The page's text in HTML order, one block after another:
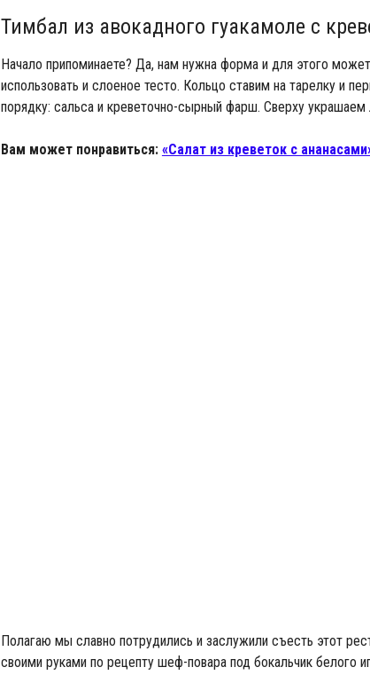
Тимбал из авокадного гуакамоле с
Начало припоминаете? Да, нам нужна форма и для этого
использовать и слоеное тесто. Кольцо ставим на тарелку и
порядку: сальса и креветочно-сырный фарш. Сверху украшаем
Вам может понравиться: «Салат из креветок с
Полагаю мы славно потрудились и заслужили съесть этот
своими руками по рецепту шеф-повара под бокальчик белого